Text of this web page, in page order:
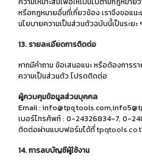
หรือกฎหมายอื่นที่เกี่ยวข้อง เราจึงขอแน
นโยบายความเป็นส่วนตัวฉบับนี้เป็นระยะ
13. รายละเอียดการติดต่อ
หากมีคำถาม ข้อเสนอแนะ หรือต้องการร
ความเป็นส่วนตัว โปรดติดต่อ
ผู้ควบคุมข้อมูลส่วนบุคคล
Email :
เบอร์โทรศัพท์ : 0-24326834-7, 0-
ติดต่อผ่านแบบฟอร์มได้ที่
14. การลบบัญชีผู้ใช้งาน